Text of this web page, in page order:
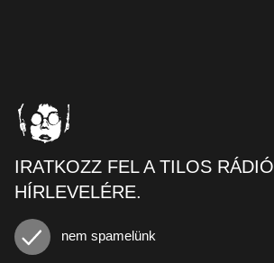
IRATKOZZ FEL A TILOS RÁDIÓ
HÍRLEVELÉRE.
nem spamelünk